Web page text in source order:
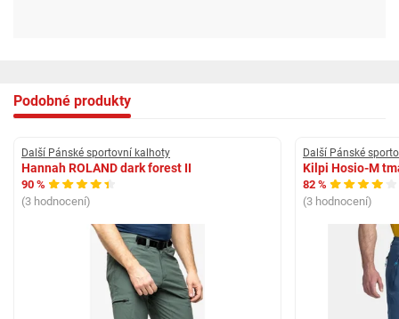
Podobné produkty
Další Pánské sportovní kalhoty
Hannah ROLAND dark forest II
90 %
(3 hodnocení)
Další Pánské
Kilpi Hosio-M
82 %
(3 hodnocení)